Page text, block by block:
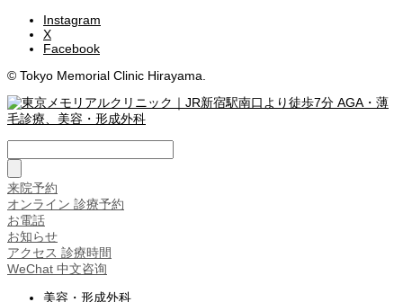
Instagram
X
Facebook
© Tokyo Memorial Clinic Hirayama.
来院予約
オンライン 診療予約
お電話
お知らせ
アクセス 診療時間
WeChat 中文咨询
美容・形成外科